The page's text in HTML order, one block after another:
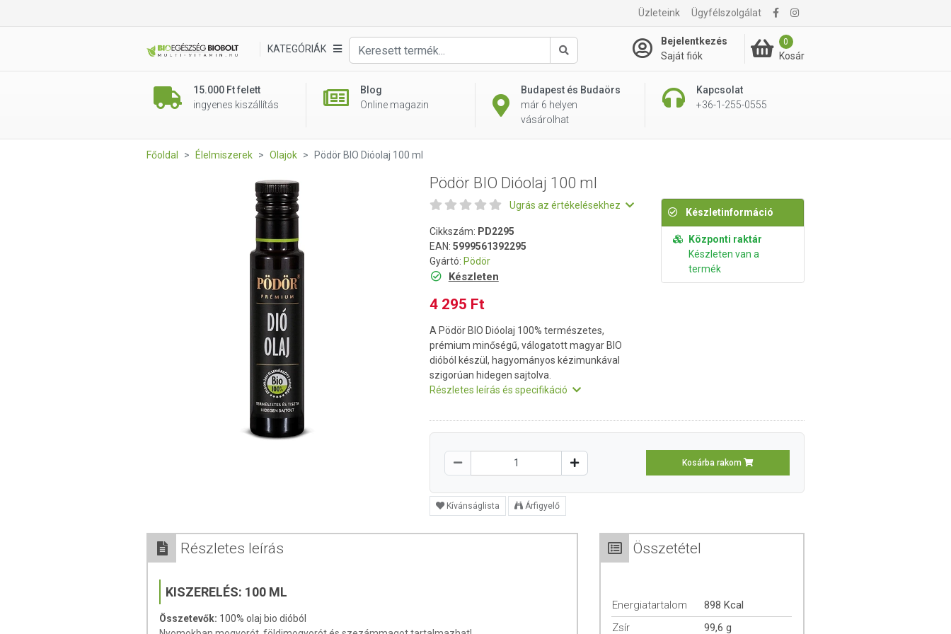
Üzleteink Ügyfélszolgálat
KATEGÓRIÁK
Keresés
Bejelentkezés
Saját fiók
0
Kosár
15.000 Ft felett
ingyenes kiszállítás
Blog
Online magazin
Budapest és Budaörs
már 6 helyen
vásárolhat
Kapcsolat
+36-1-255-0555
4 295 Ft Kosárba rakom
Főoldal Élelmiszerek Olajok Pödör BIO Dióolaj 100 ml
Pödör BIO Dióolaj 100 ml
Ugrás az értékelésekhez
Cikkszám: PD2295
EAN: 5999561392295
Gyártó: Pödör
Készleten
4 295 Ft
A Pödör BIO Dióolaj 100% természetes,
prémium minőségű, válogatott magyar BIO
dióból készül, hagyományos kézimunkával
szigorúan hidegen sajtolva.
Részletes leírás és specifikáció
Készletinformáció
Központi raktár
Készleten van a
termék
Kosárba rakom
Kívánságlista Árfigyelő
Részletes leírás
KISZERELÉS: 100 ML
Összetevők: 100% olaj bio dióból
Összetétel
Energiatartalom
898 Kcal
Zsír
99,6 g